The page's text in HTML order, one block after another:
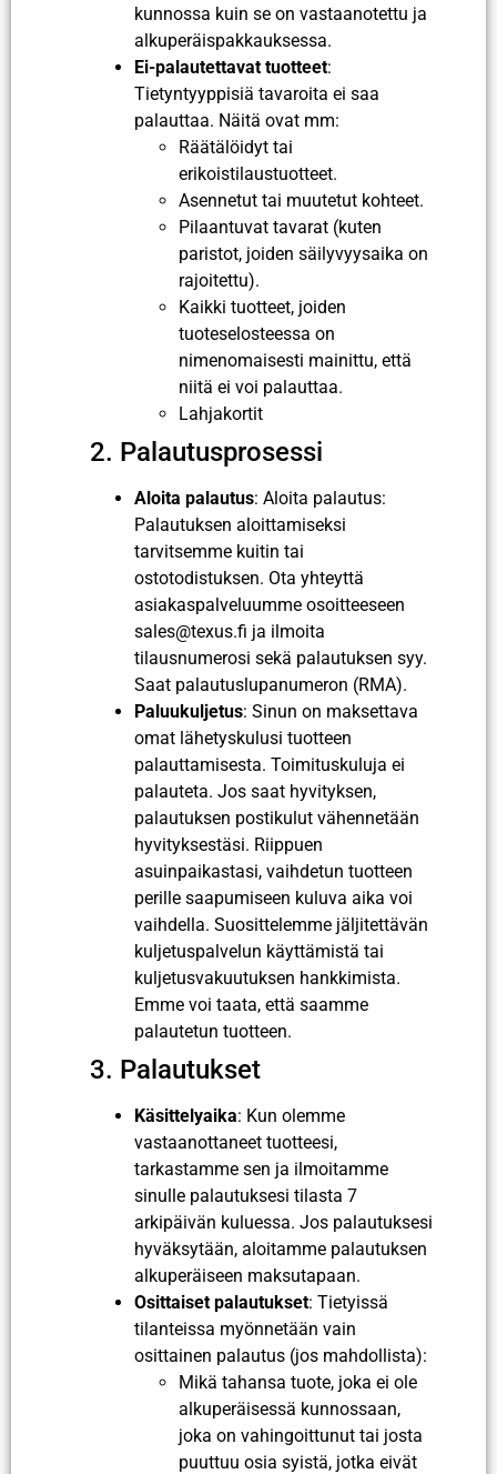
kunnossa kuin se on vastaanotettu ja
alkuperäispakkauksessa.
Ei-palautettavat tuotteet:
Tietyntyyppisiä tavaroita ei saa
palauttaa. Näitä ovat mm:
Räätälöidyt tai
erikoistilaustuotteet.
Asennetut tai muutetut kohteet.
Pilaantuvat tavarat (kuten
paristot, joiden säilyvyysaika on
rajoitettu).
Kaikki tuotteet, joiden
tuoteselosteessa on
nimenomaisesti mainittu, että
niitä ei voi palauttaa.
Lahjakortit
2. Palautusprosessi
Aloita palautus: Aloita palautus:
Palautuksen aloittamiseksi
tarvitsemme kuitin tai
ostotodistuksen. Ota yhteyttä
asiakaspalveluumme osoitteeseen
sales@texus.fi ja ilmoita
tilausnumerosi sekä palautuksen syy.
Saat palautuslupanumeron (RMA).
Paluukuljetus: Sinun on maksettava
omat lähetyskulusi tuotteen
palauttamisesta. Toimituskuluja ei
palauteta. Jos saat hyvityksen,
palautuksen postikulut vähennetään
hyvityksestäsi. Riippuen
asuinpaikastasi, vaihdetun tuotteen
perille saapumiseen kuluva aika voi
vaihdella. Suosittelemme jäljitettävän
kuljetuspalvelun käyttämistä tai
kuljetusvakuutuksen hankkimista.
Emme voi taata, että saamme
palautetun tuotteen.
3. Palautukset
Käsittelyaika: Kun olemme
vastaanottaneet tuotteesi,
tarkastamme sen ja ilmoitamme
sinulle palautuksesi tilasta 7
arkipäivän kuluessa. Jos palautuksesi
hyväksytään, aloitamme palautuksen
alkuperäiseen maksutapaan.
Osittaiset palautukset: Tietyissä
tilanteissa myönnetään vain
osittainen palautus (jos mahdollista):
Mikä tahansa tuote, joka ei ole
alkuperäisessä kunnossaan,
joka on vahingoittunut tai josta
puuttuu osia syistä, jotka eivät